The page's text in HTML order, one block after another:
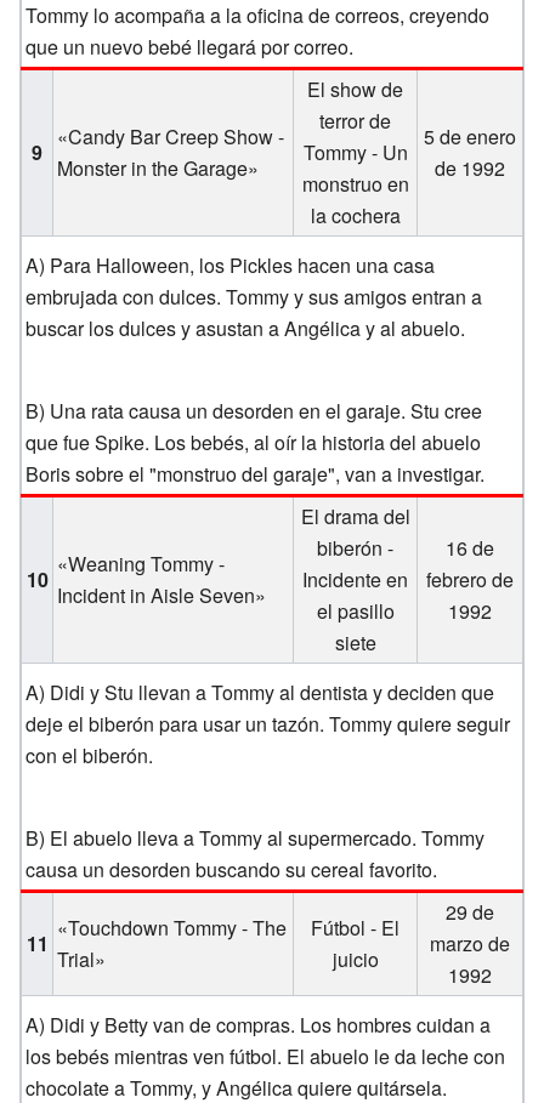
Tommy lo acompaña a la oficina de correos, creyendo
que un nuevo bebé llegará por correo.
9
«Candy Bar Creep Show -
Monster in the Garage»
El show de
terror de
Tommy - Un
monstruo en
la cochera
5 de enero
de 1992
A) Para Halloween, los Pickles hacen una casa
embrujada con dulces. Tommy y sus amigos entran a
buscar los dulces y asustan a Angélica y al abuelo.
B) Una rata causa un desorden en el garaje. Stu cree
que fue Spike. Los bebés, al oír la historia del abuelo
Boris sobre el "monstruo del garaje", van a investigar.
10
«Weaning Tommy -
Incident in Aisle Seven»
El drama del
biberón -
Incidente en
el pasillo
siete
16 de
febrero de
1992
A) Didi y Stu llevan a Tommy al dentista y deciden que
deje el biberón para usar un tazón. Tommy quiere seguir
con el biberón.
B) El abuelo lleva a Tommy al supermercado. Tommy
causa un desorden buscando su cereal favorito.
11
«Touchdown Tommy - The
Trial»
Fútbol - El
juicio
29 de
marzo de
1992
A) Didi y Betty van de compras. Los hombres cuidan a
los bebés mientras ven fútbol. El abuelo le da leche con
chocolate a Tommy, y Angélica quiere quitársela.